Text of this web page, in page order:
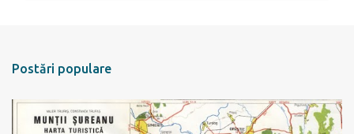
r
Postări populare